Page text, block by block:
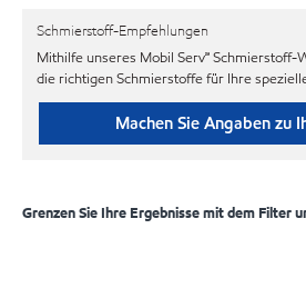
Schmierstoff-Empfehlungen
Mithilfe unseres Mobil Serv℠ Schmierstoff-
die richtigen Schmierstoffe für Ihre
Machen Sie Angaben zu
Grenzen Sie Ihre Ergebnisse mit dem Filter